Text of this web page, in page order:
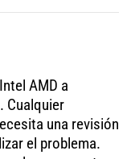
AMD a
Cualquier
una revisión
el problema.